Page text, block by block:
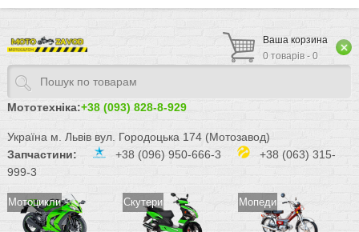
Ваша корзина
0 товарів - 0
Мототехніка:+38 (093) 828-8-929
Україна м. Львів вул. Городоцька 174 (Мотозавод)
Запчастини:
+38 (096) 950-666-3
+38 (063) 315-
999-3
Мотоцикли Скутери Мопеди